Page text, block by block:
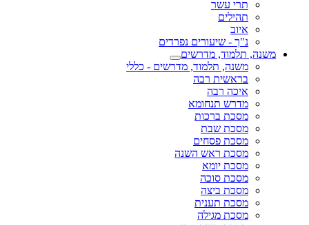
תרי עשר
תהילים
איוב
נ"ך - שיעורים נפרדים
משנה, תלמוד, מדרשים
משנה, תלמוד, מדרשים - כללי
בראשית רבה
איכה רבה
מדרש תנחומא
מסכת ברכות
מסכת שבת
מסכת פסחים
מסכת ראש השנה
מסכת יומא
מסכת סוכה
מסכת ביצה
מסכת תענית
מסכת מגילה